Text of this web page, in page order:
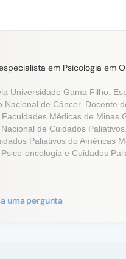
em Psicologia em
Universidade Gama Filho.
Nacional de Câncer. Docente
Médicas de Minas
de Cuidados
Paliativos do Américas
oncologia e Cuidados
uma pergunta